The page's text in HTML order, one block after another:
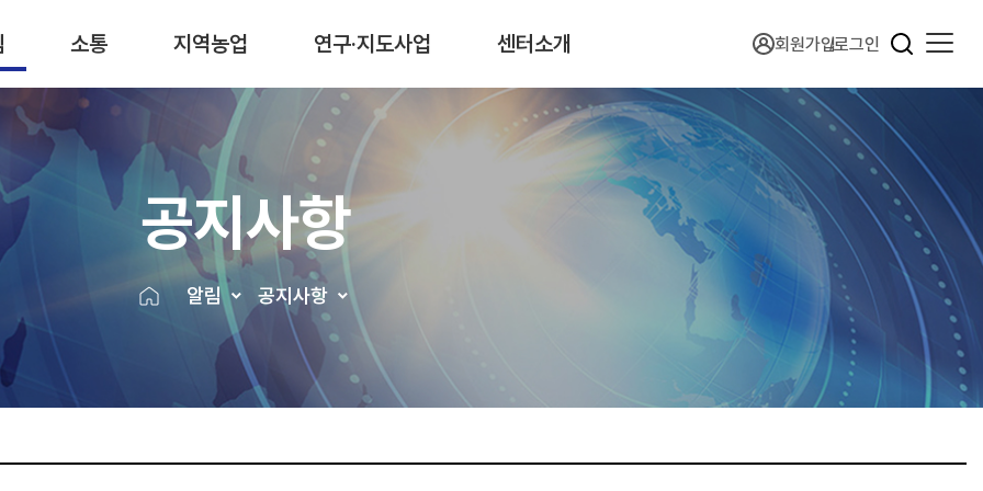
소통 지역농업 연구·지도사업 센터소개 회원가입로그인
공지사항
알림 공지사항